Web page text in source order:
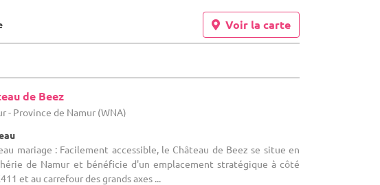
Voir la carte
de Beez
- Province de Namur (WNA)
mariage : Facilement accessible, le Château de Beez se situe en
de Namur et bénéficie d'un emplacement stratégique à côté
et au carrefour des grands axes ...